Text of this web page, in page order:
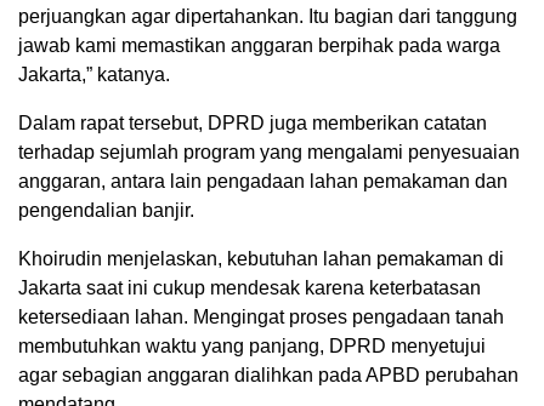
perjuangkan agar dipertahankan. Itu bagian dari tanggung
jawab kami memastikan anggaran berpihak pada warga
Jakarta,” katanya.
Dalam rapat tersebut, DPRD juga memberikan catatan
terhadap sejumlah program yang mengalami penyesuaian
anggaran, antara lain pengadaan lahan pemakaman dan
pengendalian banjir.
Khoirudin menjelaskan, kebutuhan lahan pemakaman di
Jakarta saat ini cukup mendesak karena keterbatasan
ketersediaan lahan. Mengingat proses pengadaan tanah
membutuhkan waktu yang panjang, DPRD menyetujui
agar sebagian anggaran dialihkan pada APBD perubahan